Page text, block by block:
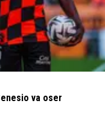
va oser